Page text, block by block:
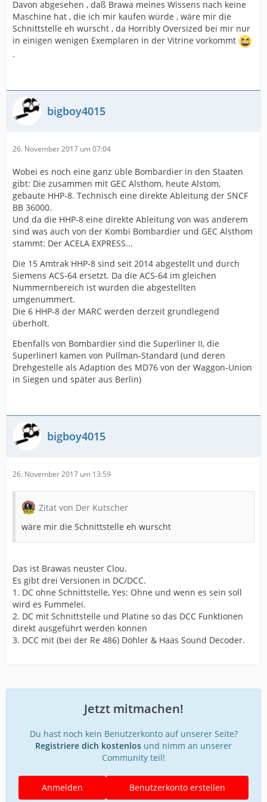
Davon abgesehen , daß Brawa meines Wissens nach keine
Maschine hat , die ich mir kaufen würde , wäre mir die
Schnittstelle eh wurscht , da Horribly Oversized bei mir nur
in einigen wenigen Exemplaren in der Vitrine vorkommt
.
bigboy4015
26. November 2017 um 07:04
Wobei es noch eine ganz üble Bombardier in den Staaten
gibt: Die zusammen mit GEC Alsthom, heute Alstom,
gebaute HHP-8. Technisch eine direkte Ableitung der SNCF
BB 36000.
Und da die HHP-8 eine direkte Ableitung von was anderem
sind was auch von der Kombi Bombardier und GEC Alsthom
stammt: Der ACELA EXPRESS...
Die 15 Amtrak HHP-8 sind seit 2014 abgestellt und durch
Siemens ACS-64 ersetzt. Da die ACS-64 im gleichen
Nummernbereich ist wurden die abgestellten
umgenummert.
Die 6 HHP-8 der MARC werden derzeit grundlegend
überholt.
Ebenfalls von Bombardier sind die Superliner II, die
SuperlinerI kamen von Pullman-Standard (und deren
Drehgestelle als Adaption des MD76 von der Waggon-Union
in Siegen und später aus Berlin)
bigboy4015
26. November 2017 um 13:59
Zitat von Der Kutscher
wäre mir die Schnittstelle eh wurscht
Das ist Brawas neuster Clou.
Es gibt drei Versionen in DC/DCC.
1. DC ohne Schnittstelle, Yes: Ohne und wenn es sein soll
wird es Fummelei.
2. DC mit Schnittstelle und Platine so das DCC Funktionen
direkt ausgeführt werden können
3. DCC mit (bei der Re 486) Döhler & Haas Sound Decoder.
Jetzt mitmachen!
Du hast noch kein Benutzerkonto auf unserer Seite?
Registriere dich kostenlos und nimm an unserer
Community teil!
Benutzerkonto erstellen
Anmelden